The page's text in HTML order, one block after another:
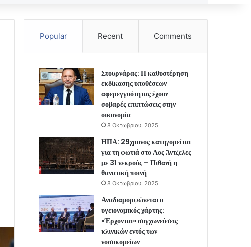
Popular Recent Comments
Στουρνάρας: Η καθυστέρηση
εκδίκασης υποθέσεων
αφερεγγυότητας έχουν
σοβαρές επιπτώσεις στην
οικονομία
8 Οκτωβρίου, 2025
ΗΠΑ: 29χρονος κατηγορείται
για τη φωτιά στο Λος Άντζελες
με 31 νεκρούς – Πιθανή η
θανατική ποινή
8 Οκτωβρίου, 2025
Αναδιαμορφώνεται ο
υγειονομικός χάρτης:
«Έρχονται» συγχωνεύσεις
κλινικών εντός των
νοσοκομείων